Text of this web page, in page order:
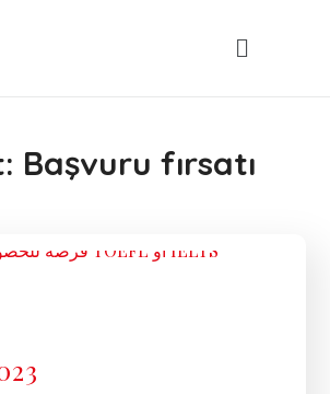
Başvuru fırsatı